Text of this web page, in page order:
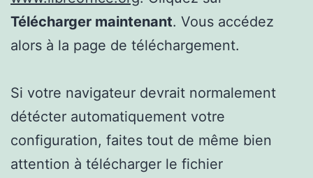
Télécharger maintenant. Vous accédez
alors à la page de téléchargement.
Si votre navigateur devrait normalement
détécter automatiquement votre
configuration, faites tout de même bien
attention à télécharger le fichier